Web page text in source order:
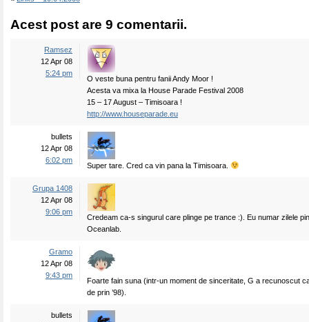
Acest post are 9 comentarii.
Ramsez
12 Apr 08
5:24 pm
O veste buna pentru fanii Andy Moor !
Acesta va mixa la House Parade Festival 2008
15 – 17 August – Timisoara !
http://www.houseparade.eu
bullets
12 Apr 08
6:02 pm
Super tare. Cred ca vin pana la Timisoara.
Grupa 1408
12 Apr 08
9:06 pm
Credeam ca-s singurul care plinge pe trance :). Eu numar zilele
Oceanlab.
Gramo
12 Apr 08
9:43 pm
Foarte fain suna (intr-un moment de sinceritate, G a recunoscut
de prin ’98).
bullets